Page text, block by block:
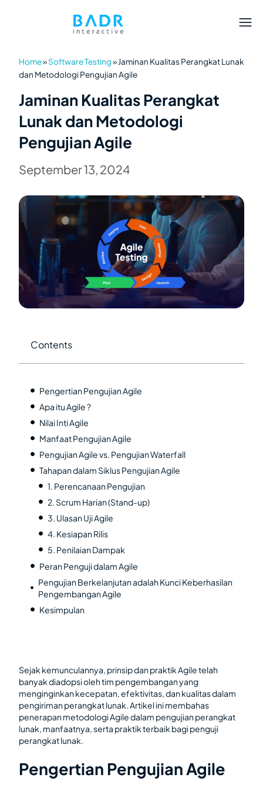
Home»Software Testing»Jaminan Kualitas Perangkat Lunak
dan Metodologi Pengujian Agile
Jaminan Kualitas Perangkat
Lunak dan Metodologi
Pengujian Agile
September 13, 2024
Contents
Pengertian Pengujian Agile
Apa itu Agile ?
Nilai Inti Agile
Manfaat Pengujian Agile
Pengujian Agile vs. Pengujian Waterfall
Tahapan dalam Siklus Pengujian Agile
1. Perencanaan Pengujian
2. Scrum Harian (Stand-up)
3. Ulasan Uji Agile
4. Kesiapan Rilis
5. Penilaian Dampak
Peran Penguji dalam Agile
Pengujian Berkelanjutan adalah Kunci Keberhasilan
Pengembangan Agile
Kesimpulan
Sejak kemunculannya, prinsip dan praktik Agile telah
banyak diadopsi oleh tim pengembangan yang
menginginkan kecepatan, efektivitas, dan kualitas dalam
pengiriman perangkat lunak. Artikel ini membahas
penerapan metodologi Agile dalam pengujian perangkat
lunak, manfaatnya, serta praktik terbaik bagi penguji
perangkat lunak.
Pengertian Pengujian Agile